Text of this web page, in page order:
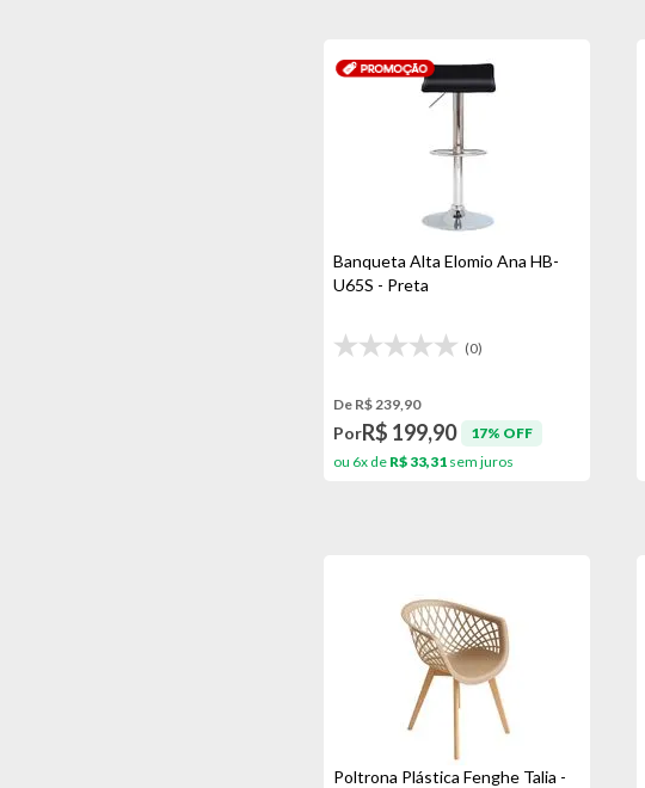
Banqueta Alta Elomio Ana HB-
U65S - Preta
(0)
De R$ 239,90
PorR$ 199,90
17% OFF
ou 6x de R$ 33,31 sem juros
Poltrona Plástica Fenghe Talia -